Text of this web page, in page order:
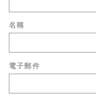
名稱
電子郵件